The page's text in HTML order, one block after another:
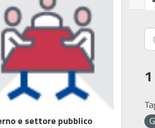
e settore pubblico